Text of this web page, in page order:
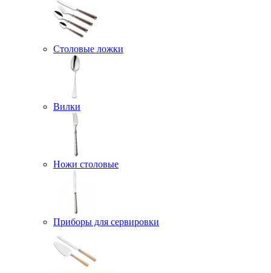
Столовые ложки
Вилки
Ножи столовые
Приборы для сервировки